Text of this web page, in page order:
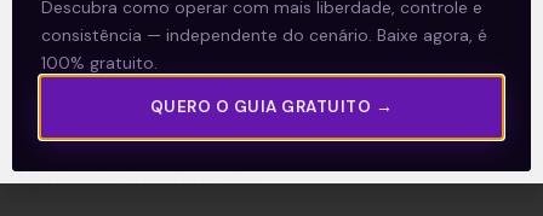
Explore
Artigos
E Eu Com Isso?
Vídeos no Youtube
Manuais de Investimento
Descubra como operar com mais liberdade, controle e
consistência — independente do cenário. Baixe agora, é
100% gratuito.
QUERO O GUIA GRATUITO →